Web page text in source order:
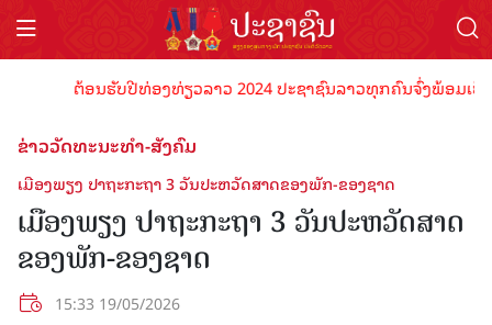
ຕ້ອນຮັບປີທ່ອງທ່ຽວລາວ 2024 ປະຊາຊົນລາວທຸກຄົນຈົ່ງພ້ອມເປັນ
ຂ່າວວັດທະນະທຳ-ສັງຄົມ
ເມືອງພຽງ ປາຖະກະຖາ 3 ວັນປະຫວັດສາດຂອງພັກ-ຂອງຊາດ
ເມືອງພຽງ ປາຖະກະຖາ 3 ວັນປະຫວັດສາດ
ຂອງພັກ-ຂອງຊາດ
15:33 19/05/2026